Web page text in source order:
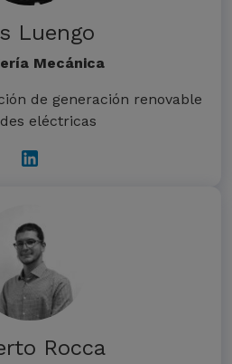
Luengo
Mecánica
de generación renovable
eléctricas
Rocca